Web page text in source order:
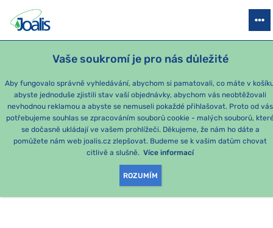
Vaše soukromí je pro nás důležité
Aby fungovalo správně vyhledávání, abychom si pamatovali, co máte v
abyste jednoduše zjistili stav vaší objednávky, abychom vás neobtěžovali
nevhodnou reklamou a abyste se nemuseli pokaždé přihlašovat. Proto od vás
potřebujeme souhlas se zpracováním souborů cookie - malých souborů,
se dočasně ukládají ve vašem prohlížeči. Děkujeme, že nám ho dáte a
pomůžete nám web joalis.cz zlepšovat. Budeme se k vašim datům chovat
citlivě a slušně. Více informací
ROZUMÍM
PRODUKTY PODLE OBTÍŽÍ SEZÓNNÍ BALÍČKY PRO DĚTI
Momentálně nejoblíbenější produkty
PRODUKTY PODLE
KATEGORIE: